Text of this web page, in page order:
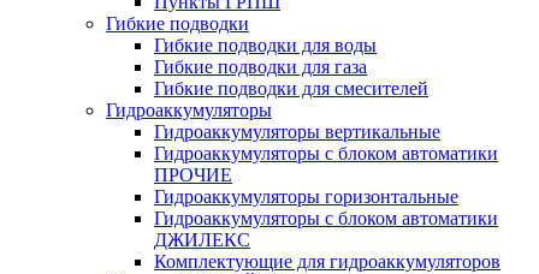
Гибкие подводки
Гибкие подводки для воды
Гибкие подводки для газа
Гибкие подводки для смесителей
Гидроаккумуляторы
Гидроаккумуляторы вертикальные
Гидроаккумуляторы с блоком автоматики
ПРОЧИЕ
Гидроаккумуляторы горизонтальные
Гидроаккумуляторы с блоком автоматики
ДЖИЛЕКС
Комплектующие для гидроаккумуляторов